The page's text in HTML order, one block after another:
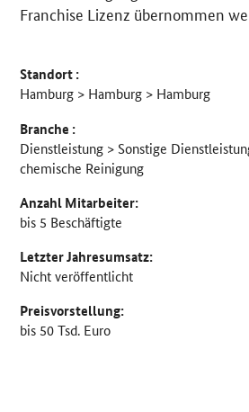
Franchise Lizenz übernommen
Standort :
Hamburg > Hamburg > Hamburg
Branche :
Dienstleistung > Sonstige
chemische Reinigung
Anzahl Mitarbeiter:
bis 5 Beschäftigte
Letzter Jahresumsatz:
Nicht veröffentlicht
Preisvorstellung:
bis 50 Tsd. Euro